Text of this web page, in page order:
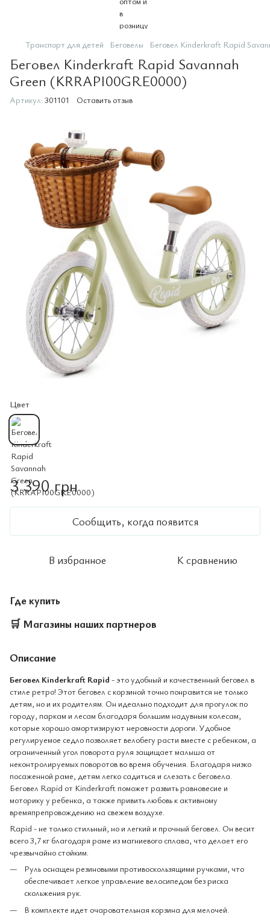
Транспорт для детей Беговелы Беговел Kinderkraft Rapid
Беговел Kinderkraft Rapid Savannah
Green (KRRAPI00GRE0000)
Артикул: 301101 Оставить отзыв
Цвет
3 390 грн
Сообщить, когда появится
В избранное К сравнению
Где купить
🛒 Магазины наших партнеров
Описание
Беговел Kinderkraft Rapid - это удобный и качественный беговел в
стиле ретро! Этот беговел с корзиной точно понравится не только
детям, но и их родителям. Он идеально подходит для прогулок по
городу, паркам и лесам благодаря большим надувным колесам,
которые хорошо амортизируют неровности дороги. Удобное
регулируемое седло позволяет велобегу расти вместе с ребенком, а
ограниченный угол поворота руля защищает малыша от
неконтролируемых поворотов во время обучения. Благодаря низко
посаженной раме, детям легко садиться и слезать с беговела.
Беговел Rapid от Kinderkraft поможет развить равновесие и
моторику у ребенка, а также привить любовь к активному
времяпрепровождению на свежем воздухе.
Rapid - не только стильный, но и легкий и прочный беговел. Он весит
всего 3,7 кг благодаря раме из магниевого сплава, что делает его
чрезвычайно стойким.
Руль оснащен резиновыми противоскользящими ручками, что
обеспечивает легкое управление велосипедом без риска
скольжения рук.
В комплекте идет очаровательная корзина для мелочей.